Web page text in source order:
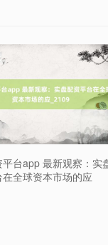
平台app 最新观察：实
全球资本市场的应